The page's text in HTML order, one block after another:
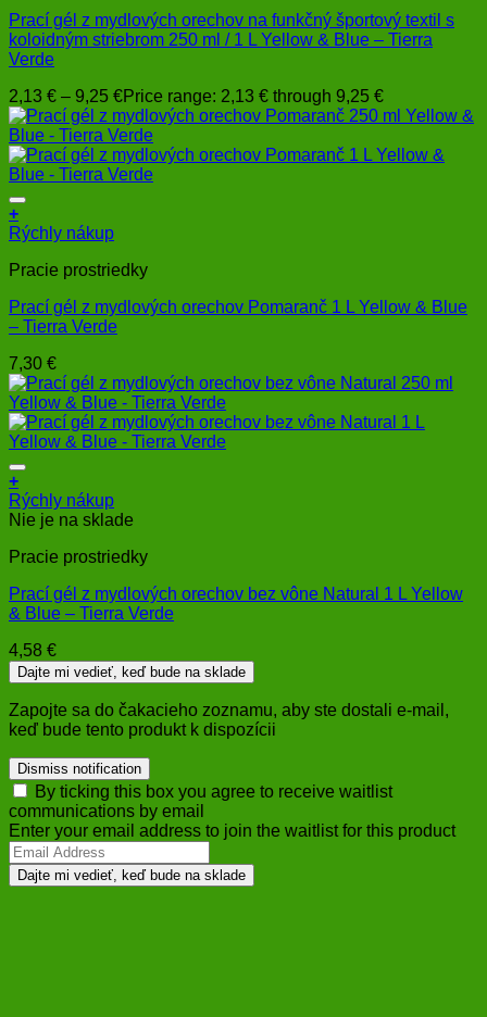
Prací gél z mydlových orechov na funkčný športový textil s
koloidným striebrom 250 ml / 1 L Yellow & Blue – Tierra
Verde
2,13 € – 9,25 €Price range: 2,13 € through 9,25 €
+
Rýchly nákup
Pracie prostriedky
Prací gél z mydlových orechov Pomaranč 1 L Yellow & Blue
– Tierra Verde
7,30 €
+
Rýchly nákup
Nie je na sklade
Pracie prostriedky
Prací gél z mydlových orechov bez vône Natural 1 L Yellow
& Blue – Tierra Verde
4,58 €
Dajte mi vedieť, keď bude na sklade
Zapojte sa do čakacieho zoznamu, aby ste dostali e-mail,
keď bude tento produkt k dispozícii
Dismiss notification
By ticking this box you agree to receive waitlist
communications by email
Enter your email address to join the waitlist for this product
Dajte mi vedieť, keď bude na sklade